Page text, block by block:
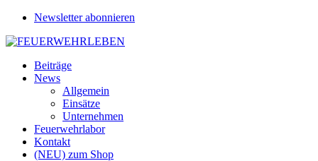
Newsletter abonnieren
Beiträge
News
Allgemein
Einsätze
Unternehmen
Feuerwehrlabor
Kontakt
(NEU) zum Shop